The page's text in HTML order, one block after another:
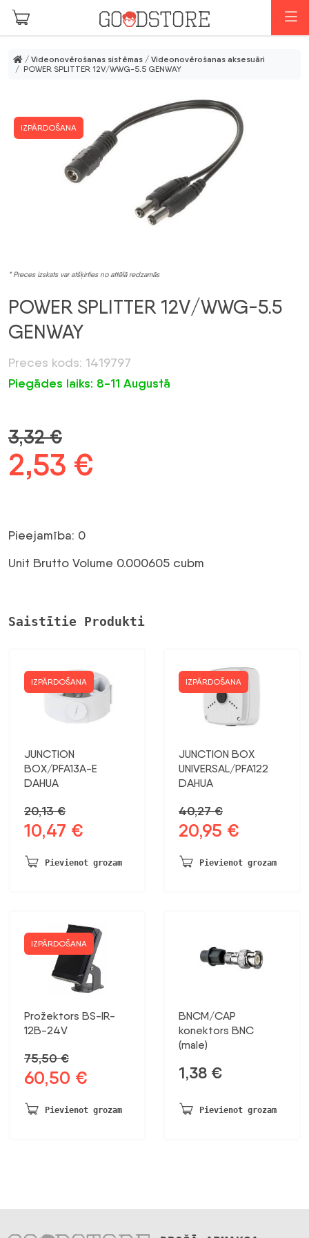
Skip to main content
/ Videonovērošanas sistēmas / Videonovērošanas aksesuāri
/ POWER SPLITTER 12V/WWG-5.5 GENWAY
IZPĀRDOŠANA
* Preces izskats var atšķirties no attēlā redzamās
POWER SPLITTER 12V/WWG-5.5
GENWAY
Preces kods: 1419797
Piegādes laiks: 8-11 Augustā
3,32€
Sākotnējā
bija:
3,32 €.
2,53 €
2,53 €.
Pieejamība: 0
Unit Brutto Volume 0.000605 cubm
Saistītie Produkti
IZPĀRDOŠANA
JUNCTION
BOX/PFA13A-E
DAHUA
20,13€
Sākotnējā
bija:
10,47 €
ir:
Pievienot grozam
IZPĀRDOŠANA
JUNCTION BOX
UNIVERSAL/PFA122
DAHUA
40,27€
Sākotnējā
bija:
20,95 €
ir:
Pievienot grozam
IZPĀRDOŠANA
Prožektors BS-IR-
12B-24V
75,50€
Sākotnējā
bija:
60,50 €
ir:
Pievienot grozam
BNCM/CAP
konektors BNC
(male)
1,38 €
Pievienot grozam